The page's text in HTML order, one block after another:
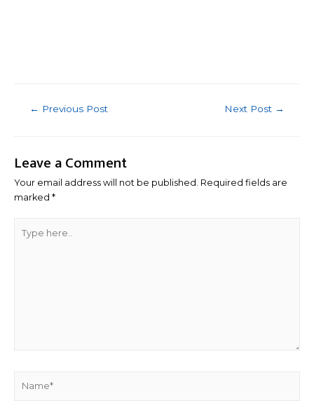
Post
← Previous Post Next Post →
Leave a Comment
Your email address will not be published. Required fields are
marked *
here..